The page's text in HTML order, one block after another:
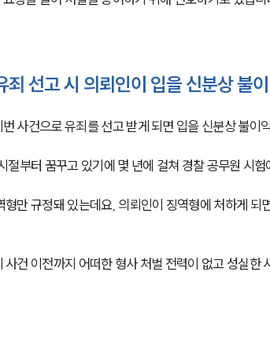
선고 시 의뢰인이 입을 신분상 불
사건으로 유죄를 선고 받게 되면 입을 신분상 불이
절부터 꿈꾸고 있기에 몇 년에 걸쳐 경찰 공무원 시험
만 규정돼 있는데요, 의뢰인이 징역형에 처하게 되
건 이전까지 어떠한 형사 처벌 전력이 없고 성실한